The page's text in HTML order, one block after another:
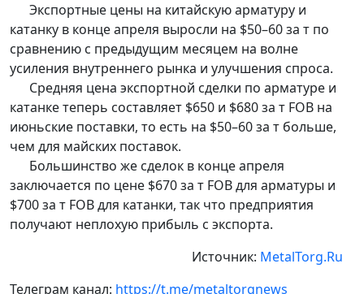
Экспортные цены на китайскую арматуру и
катанку в конце апреля выросли на $50–60 за т по
сравнению с предыдущим месяцем на волне
усиления внутреннего рынка и улучшения спроса.
Средняя цена экспортной сделки по арматуре и
катанке теперь составляет $650 и $680 за т FOB на
июньские поставки, то есть на $50–60 за т больше,
чем для майских поставок.
Большинство же сделок в конце апреля
заключается по цене $670 за т FOB для арматуры и
$700 за т FOB для катанки, так что предприятия
получают неплохую прибыль с экспорта.
Источник: MetalTorg.Ru
Телеграм канал: https://t.me/metaltorgnews